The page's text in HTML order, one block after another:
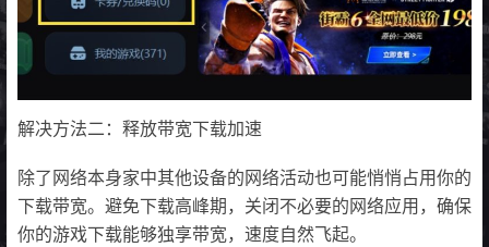
解决方法二：释放带宽下载加速
除了网络本身家中其他设备的网络活动也可能悄悄占用你的
下载带宽。避免下载高峰期，关闭不必要的网络应用，确保
你的游戏下载能够独享带宽，速度自然飞起。